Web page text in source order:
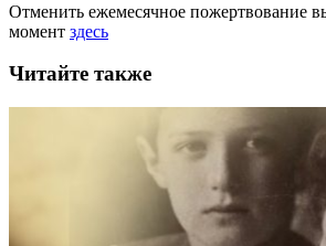
Отменить ежемесячное пожертвование
момент здесь
Читайте также